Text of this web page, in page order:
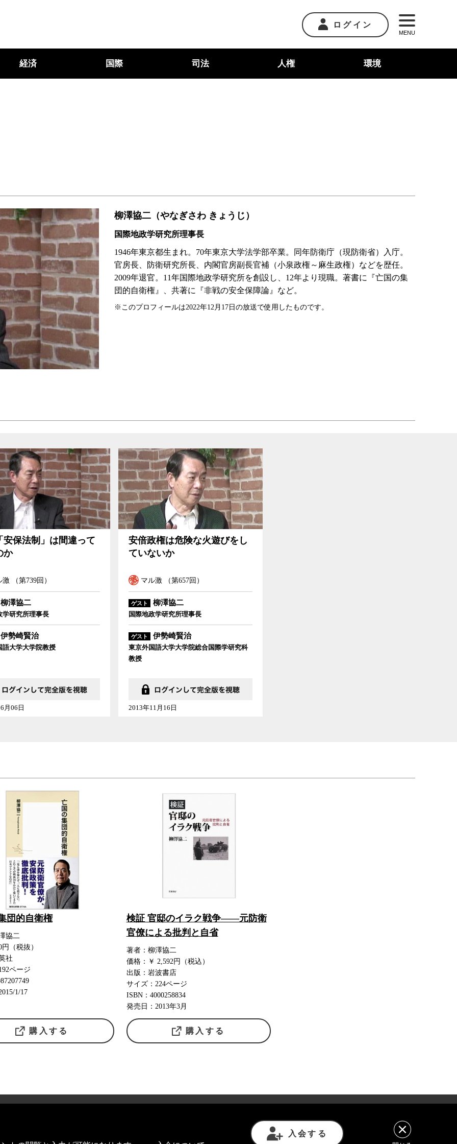
ログイン
MENU
経済 国際 司法 人権 環境
柳澤協二（やなぎさわ きょうじ）
国際地政学研究所理事長
1946年東京都生まれ。70年東京大学法学部卒業。同年防衛庁（現防衛省）入庁。
官房長、防衛研究所長、内閣官房副長官補（小泉政権～麻生政権）などを歴任。
2009年退官。11年国際地政学研究所を創設し、12年より現職。著書に『亡国の集
団的自衛権』、共著に『非戦の安全保障論』など。
※このプロフィールは2022年12月17日の放送で使用したものです。
安保法制」は間違って
か
（第739回）
柳澤協二
学研究所理事長
伊勢崎賢治
語大学大学院教授
月06日
安倍政権は危険な火遊びをし
ていないか
マル激 （第657回）
ゲスト 柳澤協二
国際地政学研究所理事長
ゲスト 伊勢崎賢治
東京外国語大学大学院総合国際学研究科
教授
2013年11月16日
団的自衛権
協二
（税抜）
社
ページ
1/17
購入する
検証 官邸のイラク戦争――元防衛
官僚による批判と自省
著者：柳澤協二
価格：￥ 2,592円（税込）
出版：岩波書店
サイズ：224ページ
ISBN：4000258834
発売日：2013年3月
購入する
入会する